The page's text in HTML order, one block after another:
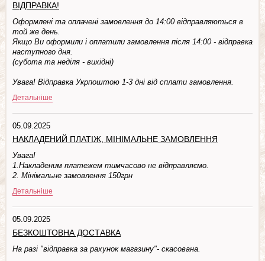
ВІДПРАВКА!
Оформлені та оплачені замовлення до 14:00 відправляються в
той же день.
Якщо Ви оформили і оплатили замовлення після 14:00 - відправка
наступного дня.
(субота та недiля - вuхiднi)
Увага! Відправка Укрпоштою 1-3 дні від сплати замовлення.
Детальніше
05.09.2025
НАКЛАДЕНИЙ ПЛАТІЖ, МІНІМАЛЬНЕ ЗАМОВЛЕННЯ
Увага!
1.Накладеним платежем тимчасово не відправляємо.
2. Мінімальне замовлення 150грн
Детальніше
05.09.2025
БЕЗКОШТОВНА ДОСТАВКА
На разі "відправка за рахунок магазину"- скасована.